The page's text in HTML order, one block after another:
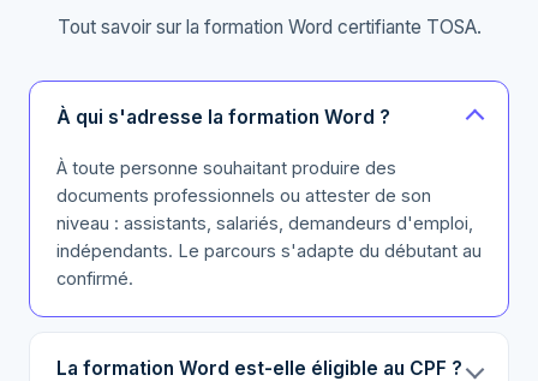
Tout savoir sur la formation Word certifiante TOSA.
À qui s'adresse la formation Word ?
À toute personne souhaitant produire des
documents professionnels ou attester de son
niveau : assistants, salariés, demandeurs d'emploi,
indépendants. Le parcours s'adapte du débutant au
confirmé.
La formation Word est-elle éligible au CPF ?